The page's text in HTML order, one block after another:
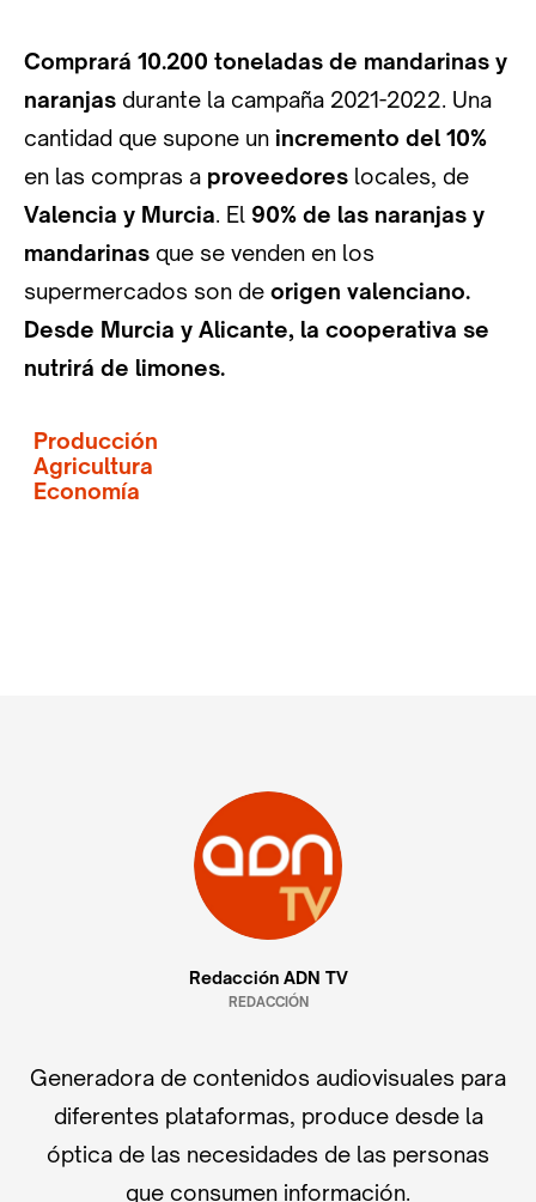
Comprará 10.200 toneladas de mandarinas y
naranjas durante la campaña 2021-2022. Una
cantidad que supone un incremento del 10%
en las compras a proveedores locales, de
Valencia y Murcia. El 90% de las naranjas y
mandarinas que se venden en los
supermercados son de origen valenciano.
Desde Murcia y Alicante, la cooperativa se
nutrirá de limones.
Producción
Agricultura
Economía
Redacción ADN TV
REDACCIÓN
Generadora de contenidos audiovisuales para
diferentes plataformas, produce desde la
óptica de las necesidades de las personas
que consumen información.